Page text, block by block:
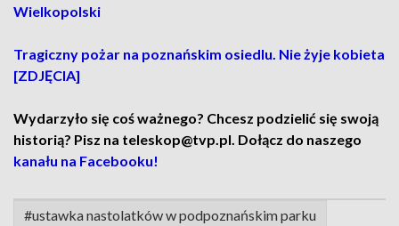
Wielkopolski
Tragiczny pożar na poznańskim osiedlu. Nie żyje kobieta
[ZDJĘCIA]
Wydarzyło się coś ważnego? Chcesz podzielić się swoją
historią? Pisz na teleskop@tvp.pl. Dołącz do naszego
kanału na Facebooku!
#ustawka nastolatków w podpoznańskim parku